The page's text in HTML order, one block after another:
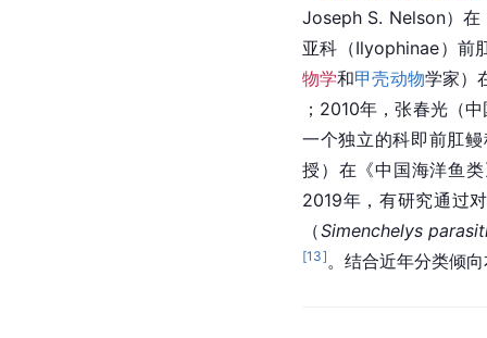
Joseph S. Nelson）
亚科（Ilyophinae）前
物学和甲壳动物学家）
；2010年，张春光（
一个独立的科即前肛
授）在《中国海洋鱼
2019年，有研究通过
（Simenchelys
[13] 。结合近年分类倾